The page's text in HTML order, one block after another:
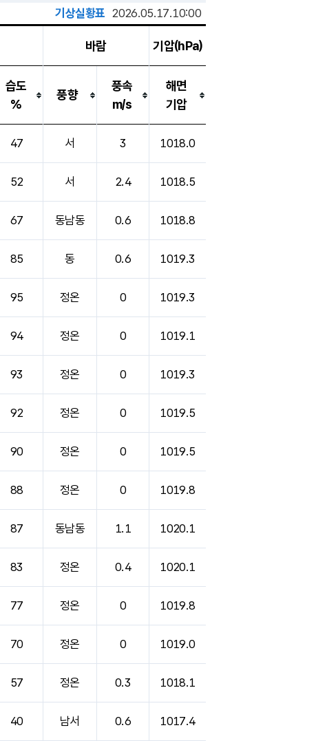
기상실황표 2026.05.17.10:00
바람 기압(hPa)
습도
%
풍향
풍속
m/s
해면
기압
47 서 3 1018.0
52 서 2.4 1018.5
67 동남동 0.6 1018.8
85 동 0.6 1019.3
95 정온 0 1019.3
94 정온 0 1019.1
93 정온 0 1019.3
92 정온 0 1019.5
90 정온 0 1019.5
88 정온 0 1019.8
87 동남동 1.1 1020.1
83 정온 0.4 1020.1
77 정온 0 1019.8
70 정온 0 1019.0
57 정온 0.3 1018.1
40 남서 0.6 1017.4